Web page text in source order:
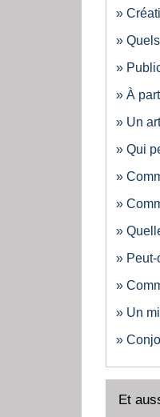
À
Un
Qui
Un
Et